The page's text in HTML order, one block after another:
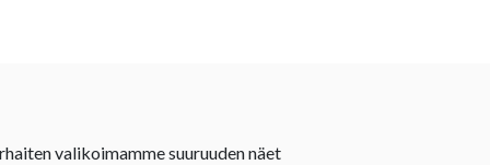
valikoimamme suuruuden näet